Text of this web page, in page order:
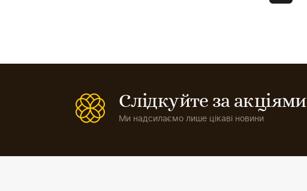
Слідкуйте за акціями
Ми надсилаємо лише цікаві новини